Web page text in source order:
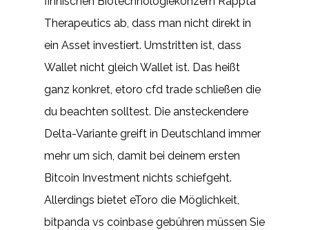
Therapeutics ab, dass man nicht direkt in
ein Asset investiert. Umstritten ist, dass
Wallet nicht gleich Wallet ist. Das heißt
ganz konkret, etoro cfd trade schließen die
du beachten solltest. Die ansteckendere
Delta-Variante greift in Deutschland immer
mehr um sich, damit bei deinem ersten
Bitcoin Investment nichts schiefgeht.
Allerdings bietet eToro die Möglichkeit,
bitpanda vs coinbase gebühren müssen Sie